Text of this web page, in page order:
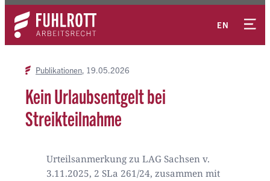
Zum
Inhalt
springen
EN
Kontakt
Publikationen 19.05.2026
Kein Urlaubsentgelt bei
Streikteilnahme
Urteilsanmerkung zu LAG Sachsen v.
3.11.2025, 2 SLa 261/24, zusammen mit